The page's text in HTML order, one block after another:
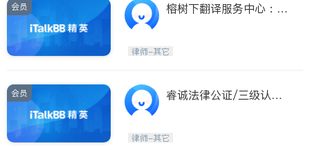
会员
榕树下翻译服务中心：英
律师-其它
会员
睿诚法律公证/三级认证/
书/
律师-其它